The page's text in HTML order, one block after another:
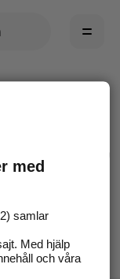
det.
försök igen
med
samlar
Med hjälp
och våra